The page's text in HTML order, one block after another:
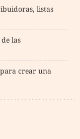
listas
las
crear una